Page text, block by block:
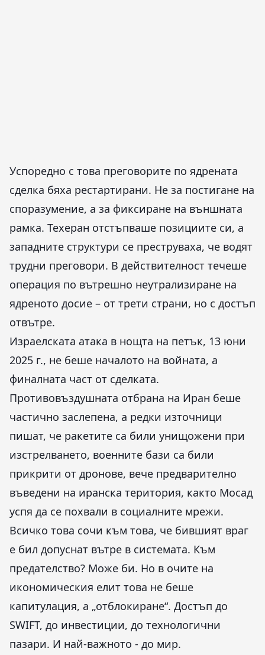
Успоредно с това преговорите по ядрената
сделка бяха рестартирани. Не за постигане на
споразумение, а за фиксиране на външната
рамка. Техеран отстъпваше позициите си, а
западните структури се преструваха, че водят
трудни преговори. В действителност течеше
операция по вътрешно неутрализиране на
ядреното досие – от трети страни, но с достъп
отвътре.
Израелската атака в нощта на петък, 13 юни
2025 г., не беше началото на войната, а
финалната част от сделката.
Противовъздушната отбрана на Иран беше
частично заслепена, а редки източници
пишат, че ракетите са били унищожени при
изстрелването, военните бази са били
прикрити от дронове, вече предварително
въведени на иранска територия, както Мосад
успя да се похвали в социалните мрежи.
Всичко това сочи към това, че бившият враг
е бил допуснат вътре в системата. Към
предателство? Може би. Но в очите на
икономическия елит това не беше
капитулация, а „отблокиране“. Достъп до
SWIFT, до инвестиции, до технологични
пазари. И най-важното - до мир.